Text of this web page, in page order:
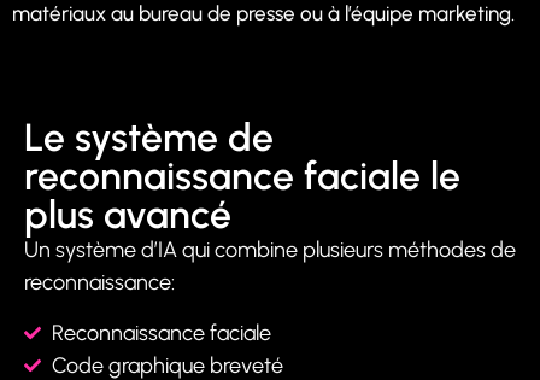
matériaux au bureau de presse ou à l’équipe marketing.
Le système de
reconnaissance faciale le
plus avancé
Un système d’IA qui combine plusieurs méthodes de
reconnaissance:
Reconnaissance faciale
Code graphique breveté